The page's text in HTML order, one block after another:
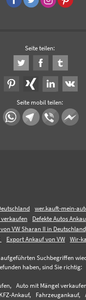
Seite teilen:
Seite mobil teilen:
wer.kauft-mein-
Defekte Autos
VW Sharan II in Deutschland
Export Ankauf von VW Wir-
Suchbegriffen
haben, sind Sie richtig:
Auto mit Mängel
KFZ-Ankauf, Fahrzeugankauf,